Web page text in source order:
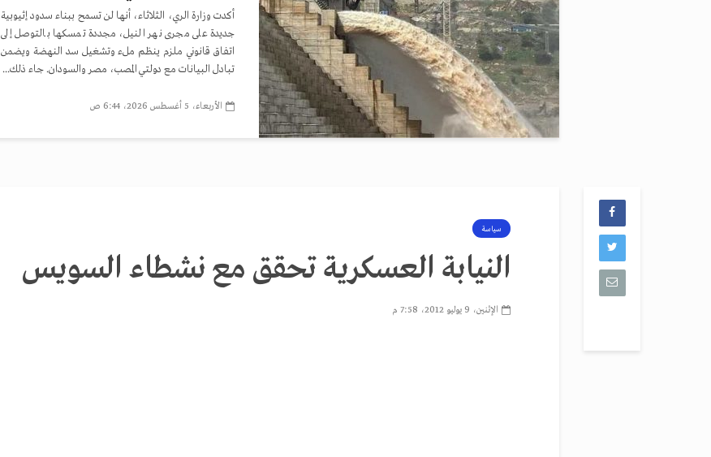
أكدت وزارة الري، الثلاثاء، أنها لن تسمح ببناء سدود إثيوبية
جديدة على مجرى نهر النيل، مجددة تمسكها بالتوصل إلى
اتفاق قانوني ملزم ينظم ملء وتشغيل سد النهضة ويضمن
تبادل البيانات مع دولتي المصب، مصر والسودان. جاء ذلك...
الأربعاء، 5 أغسطس 2026، 6:44 ص
سياسة
النيابة العسكرية تحقق مع نشطاء السويس
الإثنين، 9 يوليو 2012، 7:58 م